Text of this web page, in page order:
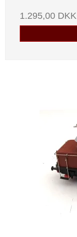
1.295,00 DKK